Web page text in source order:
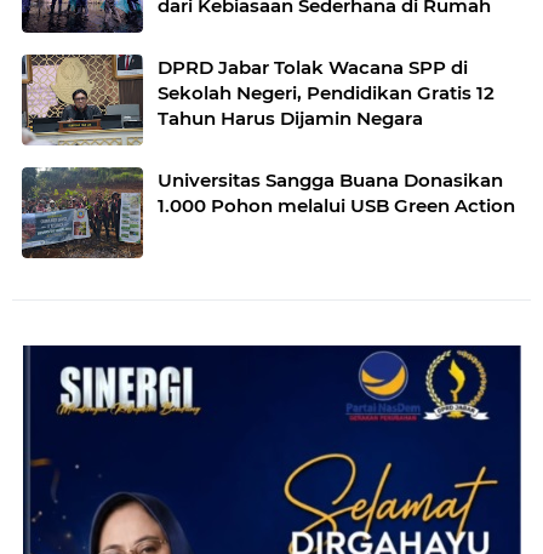
dari Kebiasaan Sederhana di Rumah
DPRD Jabar Tolak Wacana SPP di
Sekolah Negeri, Pendidikan Gratis 12
Tahun Harus Dijamin Negara
Universitas Sangga Buana Donasikan
1.000 Pohon melalui USB Green Action